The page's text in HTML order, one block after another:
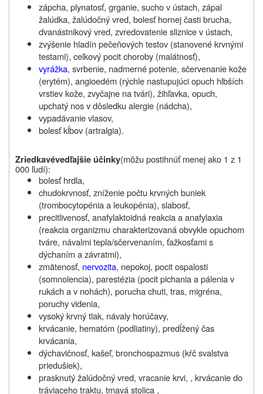
zápcha, plynatosť, grganie, sucho v ústach, zápal
žalúdka, žalúdočný vred, bolesť hornej časti brucha,
dvanástnikový vred, zvredovatenie sliznice v ústach,
zvýšenie hladín pečeňových testov (stanovené krvnými
testami), celkový pocit choroby (malátnosť),
vyrážka, svrbenie, nadmerné potenie, sčervenanie kože
(erytém), angioedém (rýchle nastupujúci opuch hlbších
vrstiev kože, zvyčajne na tvári), žihľavka, opuch,
upchatý nos v dôsledku alergie (nádcha),
vypadávanie vlasov,
bolesť kĺbov (artralgia).
Zriedkavévedľajšie účinky(môžu postihnúť menej ako 1 z 1
000 ľudí):
bolesť hrdla,
chudokrvnosť, zníženie počtu krvných buniek
(trombocytopénia a leukopénia), slabosť,
precitlivenosť, anafylaktoidná reakcia a anafylaxia
(reakcia organizmu charakterizovaná obvykle opuchom
tváre, návalmi tepla/sčervenaním, ťažkosťami s
dýchaním a závratmi),
zmätenosť, nervozita, nepokoj, pocit ospalosti
(somnolencia), parestézia (pocit pichania a pálenia v
rukách a v nohách), porucha chuti, tras, migréna,
poruchy videnia,
vysoký krvný tlak, návaly horúčavy,
krvácanie, hematóm (podliatiny), predĺžený čas
krvácania,
dýchavičnosť, kašeľ, bronchospazmus (kŕč svalstva
priedušiek),
prasknutý žalúdočný vred, vracanie krvi, , krvácanie do
tráviaceho traktu, tmavá stolica ,